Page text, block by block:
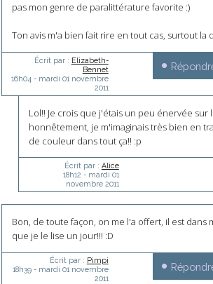
pas mon genre de paralittérature favorite :)
Ton avis m'a bien fait rire en tout cas, surtout la
Écrit par : Elizabeth-
Bennet
16h04 - mardi 01 novembre
2011
Lol!! Je crois que j'étais un peu énervée sur
honnêtement, je m'imaginais très bien en
de couleur dans tout ça!! :p
Écrit par : Alice
18h12 - mardi 01
novembre 2011
Bon, de toute façon, on me l'a offert, il est dans
que je le lise un jour!!! :D
Écrit par : Pimpi
18h39- mardi 01 novembre
2011